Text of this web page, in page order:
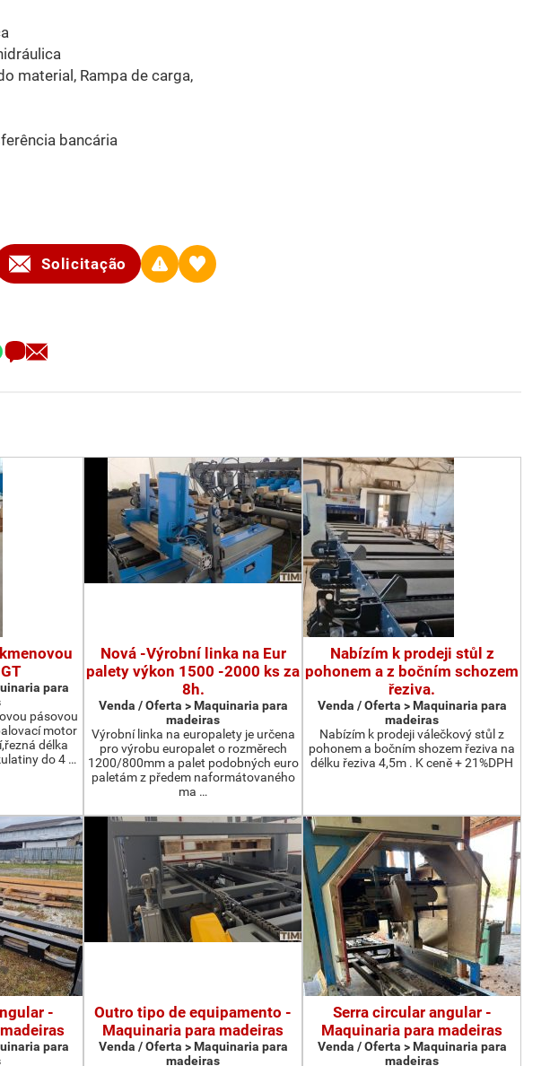
material, Rampa de carga,
bancária
Solicitação
para
pásovou
motor
délka
do 4 …
Nová -Výrobní linka na Eur
palety výkon 1500 -2000 ks za
8h.
Venda / Oferta > Maquinaria para
madeiras
Výrobní linka na europalety je určena
pro výrobu europalet o rozměrech
1200/800mm a palet podobných euro
paletám z předem naformátovaného
ma …
Nabízím k prodeji stůl z
pohonem a z bočním schozem
řeziva.
Venda / Oferta > Maquinaria para
madeiras
Nabízím k prodeji válečkový stůl z
pohonem a bočním shozem řeziva na
délku řeziva 4,5m . K ceně + 21%DPH
-
para
Outro tipo de equipamento -
Maquinaria para madeiras
Venda / Oferta > Maquinaria para
madeiras
Serra circular angular -
Maquinaria para madeiras
Venda / Oferta > Maquinaria para
madeiras